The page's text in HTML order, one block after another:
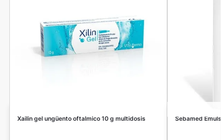
Xailin gel ungüento oftalmico 10 g multidosis Sebamed